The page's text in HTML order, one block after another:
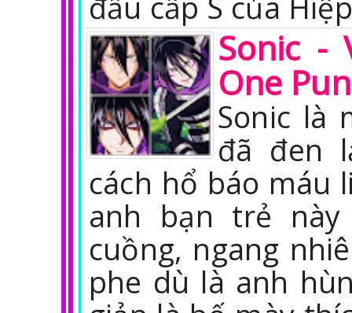
Sonic -
One
Sonic là
đã đen
cách hổ báo máu
anh bạn trẻ
cuồng, ngang
phe dù là anh